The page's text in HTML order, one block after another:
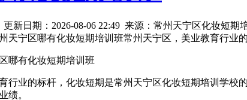
更新日期：2026-08-06 22:49 来源：常州天宁区化妆短期
天宁区哪有化妆短期培训班常州天宁区，美业教育行业
哪有化妆短期培训班
行业的标杆，化妆短期是常州天宁区化妆短期培训学
绩。